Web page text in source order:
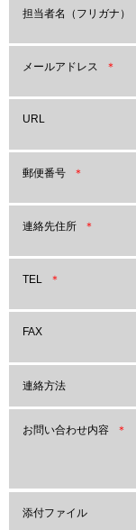
担当者名（フリガナ）
メールアドレス ＊
URL
郵便番号 ＊
連絡先住所 ＊
TEL ＊
FAX
連絡方法
お問い合わせ内容 ＊
添付ファイル